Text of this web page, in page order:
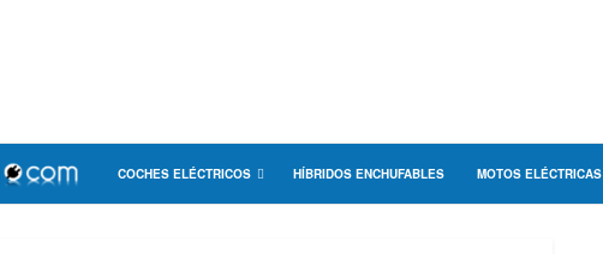
COCHES ELÉCTRICOS HÍBRIDOS ENCHUFABLES MOTOS ELÉCTRICAS